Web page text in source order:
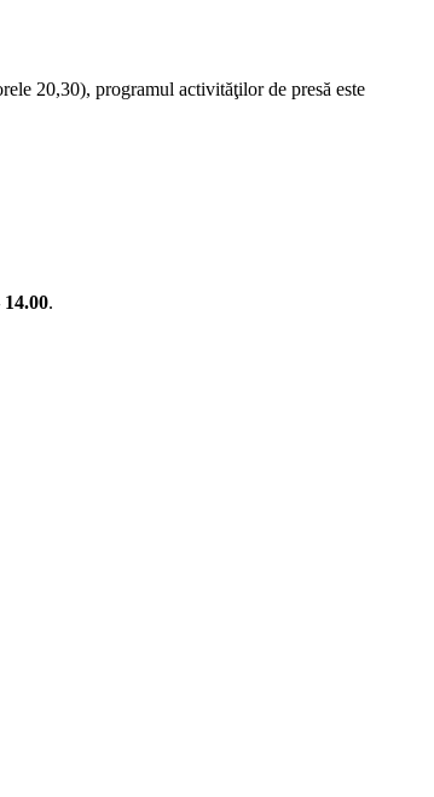
20,30), programul activităţilor de presă este
.